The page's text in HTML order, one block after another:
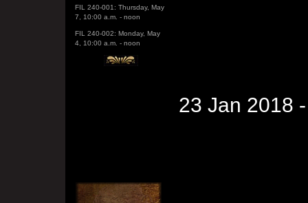
7, 10:00 a.m. - noon
FIL 240-002: Monday, May
4, 10:00 a.m. - noon
23 Jan 2018